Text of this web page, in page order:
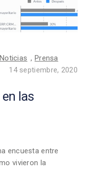
Noticias , Prensa
14 septiembre, 2020
las
encuesta entre
vivieron la